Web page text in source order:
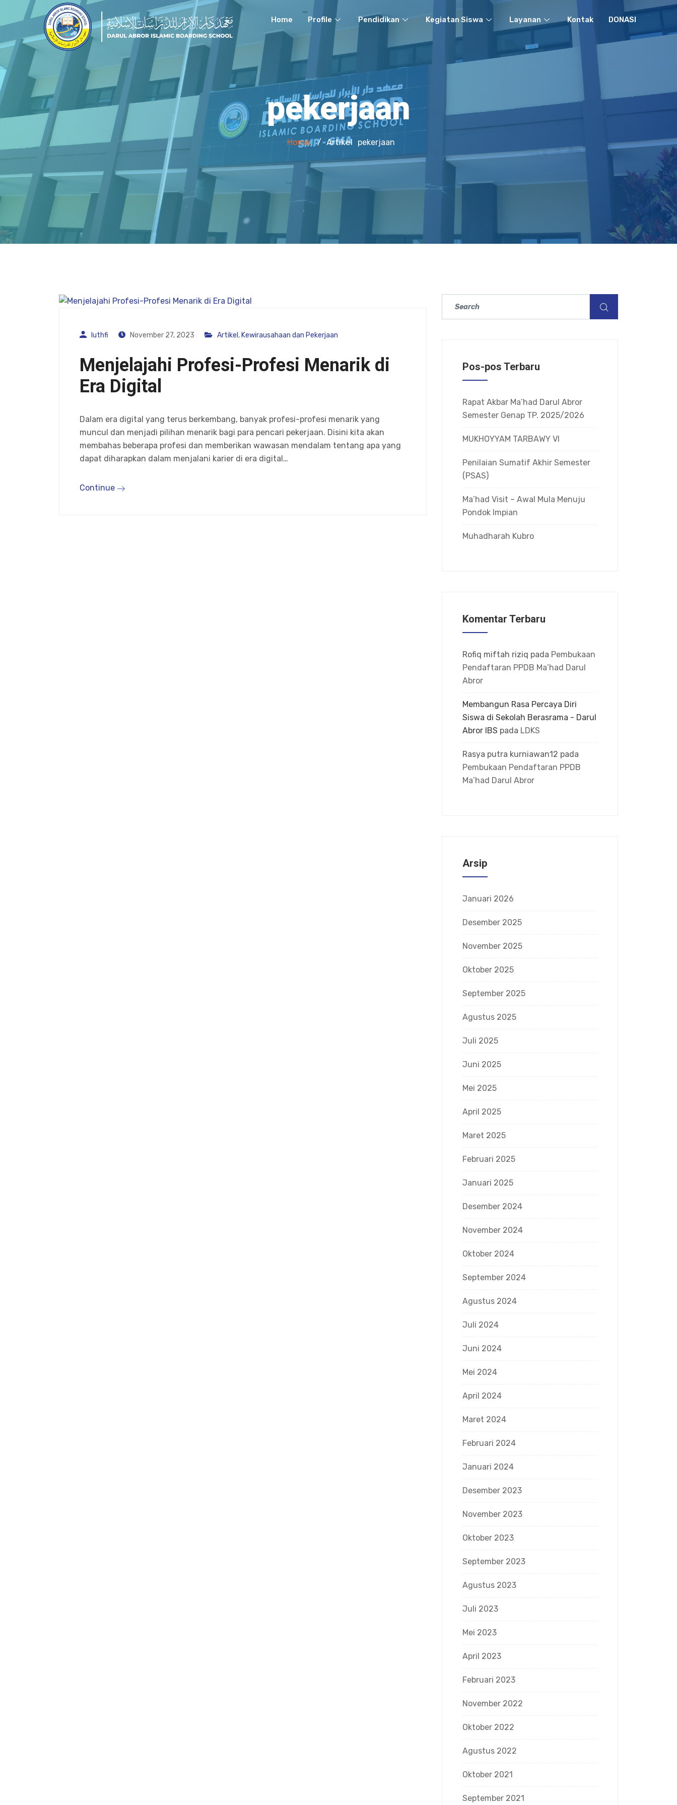
Home Profile Pendidikan Kegiatan Siswa Layanan Kontak DONASI
pekerjaan
Home / Artikel pekerjaan
luthfi November 27, 2023 Artikel , Kewirausahaan dan Pekerjaan
Menjelajahi Profesi-Profesi Menarik di
Era Digital
Dalam era digital yang terus berkembang, banyak profesi-profesi menarik yang
muncul dan menjadi pilihan menarik bagi para pencari pekerjaan. Disini kita akan
membahas beberapa profesi dan memberikan wawasan mendalam tentang apa yang
dapat diharapkan dalam menjalani karier di era digital…
Continue
Pos-pos Terbaru
Rapat Akbar Ma’had Darul Abror
Semester Genap TP. 2025/2026
MUKHOYYAM TARBAWY VI
Penilaian Sumatif Akhir Semester
(PSAS)
Ma’had Visit – Awal Mula Menuju
Pondok Impian
Muhadharah Kubro
Komentar Terbaru
Rofiq miftah riziq pada Pembukaan
Pendaftaran PPDB Ma’had Darul
Abror
Membangun Rasa Percaya Diri
Siswa di Sekolah Berasrama - Darul
Abror IBS pada LDKS
Rasya putra kurniawan12 pada
Pembukaan Pendaftaran PPDB
Ma’had Darul Abror
Arsip
Januari 2026
Desember 2025
November 2025
Oktober 2025
September 2025
Agustus 2025
Juli 2025
Juni 2025
Mei 2025
April 2025
Maret 2025
Februari 2025
Januari 2025
Desember 2024
November 2024
Oktober 2024
September 2024
Agustus 2024
Juli 2024
Juni 2024
Mei 2024
April 2024
Maret 2024
Februari 2024
Januari 2024
Desember 2023
November 2023
Oktober 2023
September 2023
Agustus 2023
Juli 2023
Mei 2023
April 2023
Februari 2023
November 2022
Oktober 2022
Agustus 2022
Oktober 2021
September 2021